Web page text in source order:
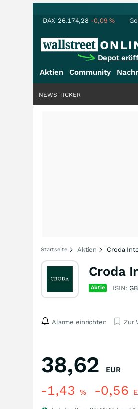
DAX 26.174,28 -0,09%
Depot
Aktien Community
NEWS TICKER
Startseite Aktien Croda
Croda
Aktie ISIN:
Alarme einrichten Zur
38,62 EUR
-1,43 % -0,56